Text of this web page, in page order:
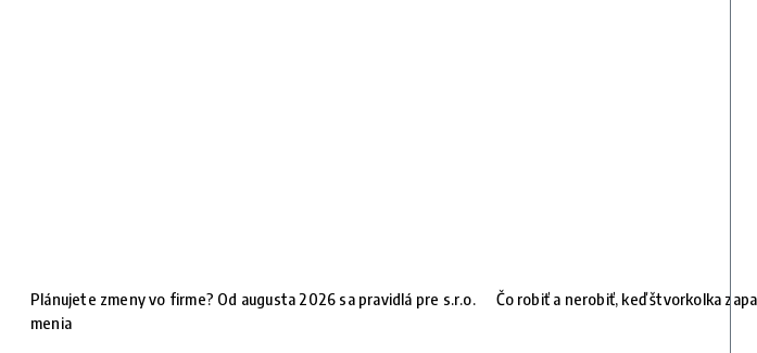
Plánujete zmeny vo firme? Od augusta 2026 sa pravidlá pre s.r.o.
menia
Čo robiť a nerobiť, keď štvorkolka